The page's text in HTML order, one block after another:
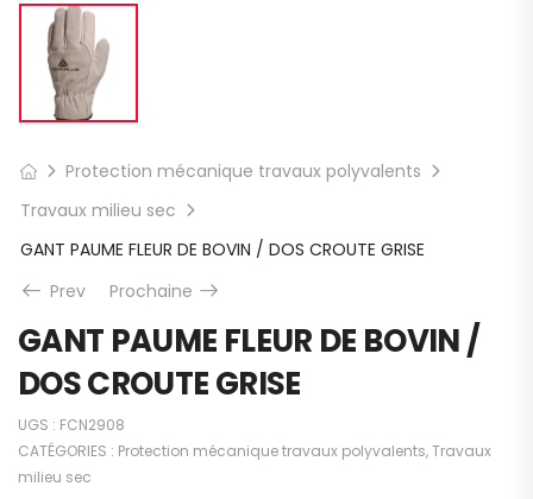
Protection mécanique travaux polyvalents
Travaux milieu sec
GANT PAUME FLEUR DE BOVIN / DOS CROUTE GRISE
Prev
Prochaine
GANT PAUME FLEUR DE BOVIN /
DOS CROUTE GRISE
UGS : FCN2908
CATÉGORIES : Protection mécanique travaux polyvalents,Travaux
milieu sec